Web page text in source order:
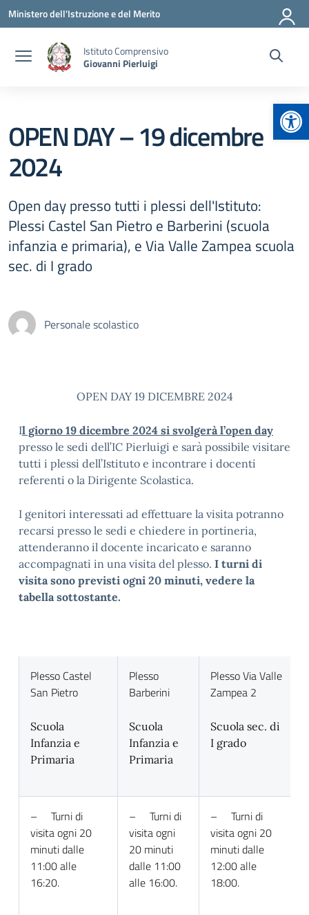
Vai ai contenuti
Vai al menu di navigazione
Vai al footer
Ministero dell'Istruzione e del Merito
Istituto Comprensivo
Giovanni Pierluigi
OPEN DAY – 19 dicembre
2024
Open day presso tutti i plessi dell'Istituto:
Plessi Castel San Pietro e Barberini (scuola
infanzia e primaria), e Via Valle Zampea scuola
sec. di I grado
Personale scolastico
OPEN DAY 19 DICEMBRE 2024
Il giorno 19 dicembre 2024 si svolgerà l’open day
presso le sedi dell’IC Pierluigi e sarà possibile visitare
tutti i plessi dell’Istituto e incontrare i docenti
referenti o la Dirigente Scolastica.
I genitori interessati ad effettuare la visita potranno
recarsi presso le sedi e chiedere in portineria,
attenderanno il docente incaricato e saranno
accompagnati in una visita del plesso. I turni di
visita sono previsti ogni 20 minuti, vedere la
tabella sottostante.
Plesso Castel
San Pietro
Scuola
Infanzia e
Primaria
Plesso
Barberini
Scuola
Infanzia e
Primaria
Plesso Via Valle
Zampea 2
Scuola sec. di
I grado
– Turni di
visita ogni 20
minuti dalle
11:00 alle
16:20.
– Turni di
visita ogni
20 minuti
dalle 11:00
alle 16:00.
– Turni di
visita ogni 20
minuti dalle
12:00 alle
18:00.